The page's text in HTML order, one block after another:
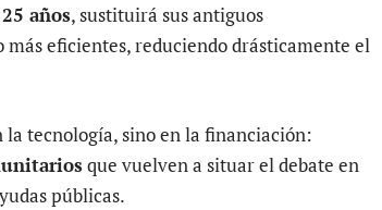
25 años, sustituirá sus antiguos
más eficientes, reduciendo drásticamente el
la tecnología, sino en la financiación:
que vuelven a situar el debate en
públicas.